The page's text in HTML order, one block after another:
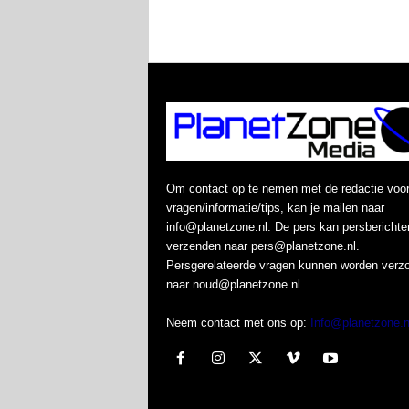
Om contact op te nemen met de redactie voor
vragen/informatie/tips, kan je mailen naar
info@planetzone.nl. De pers kan
verzenden naar pers@planetzone.nl.
Persgerelateerde vragen kunnen worden
naar noud@planetzone.nl
Neem contact met ons op: